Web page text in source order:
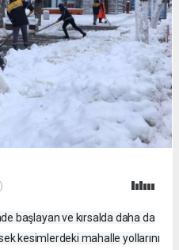
başlayan ve kırsalda daha da
kesimlerdeki mahalle yollarını